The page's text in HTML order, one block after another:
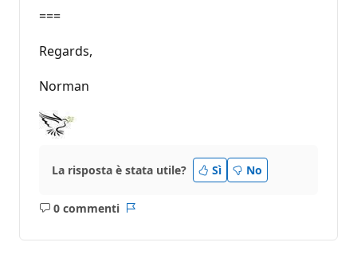
===
Regards,
Norman
La risposta è stata utile? Sì No
0 commenti
Nessun